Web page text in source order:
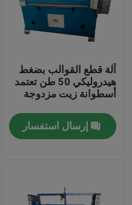
مسكن
معلومات عنا
آلة قطع القوالب بضغط
هيدروليكي 50 طن تعتمد
أسطوانة زيت مزدوجة
إرسال استفسار